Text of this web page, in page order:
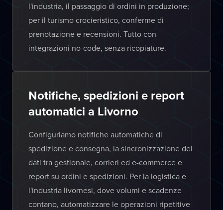
l'industria, il passaggio di ordini in produzione;
per il turismo crocieristico, conferme di
prenotazione e recensioni. Tutto con
integrazioni no-code, senza ricopiature.
Notifiche, spedizioni e report
automatici a Livorno
Configuriamo notifiche automatiche di
spedizione e consegna, la sincronizzazione dei
dati tra gestionale, corrieri ed e-commerce e
report su ordini e spedizioni. Per la logistica e
l'industria livornesi, dove volumi e scadenze
contano, automatizzare le operazioni ripetitive